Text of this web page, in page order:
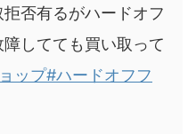
否有るがハードオフ
してても買い取って
ップ#ハードオフフ